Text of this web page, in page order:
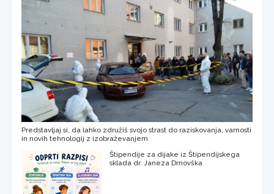
Predstavljaj si, da lahko združiš svojo strast do raziskovanja, varnosti
in novih tehnologij z izobraževanjem
Štipendije za dijake iz Štipendijskega
sklada dr. Janeza Drnovška